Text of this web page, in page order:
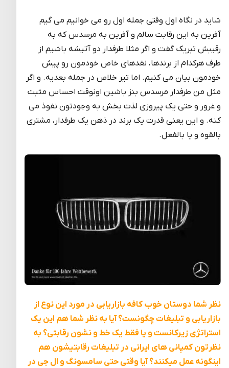
شاید در نگاه اول وقتی جمله اول رو می خوانیم می گیم
آفرین به این رقابت سالم و آفرین به مرسدس که به
رقیبش تبریک گفت و اگر مثلا طرفدار دو آتیشه باشیم از
طرف هرکدام از برندها، نقدهای خاص خودمون رو پیش
خودمون بیان می کنیم. اما تیر خلاص در جمله بعدیه. و اگر
مثل من طرفدار مرسدس بنز باشین اونوقت احساس مثبت
و غرور و حتی یک پیروزی لذت بخش به وجودتون نفوذ می
کنه. و این یعنی قدرت یک برند در ذهن یک طرفدار، مشتری
بالقوه و یا بالفعل.
نظر شما دوستان خوب کافه بازاریابی در مورد این نوع از
بازاریابی و تبلیغات چگونست؟ آیا به نظر شما هم این یک
استراتژی زیرکانست و یا فقط یک خط و نشون رقابتی؟ به
نظرتون کمپانی های ایرانی در تبلیغات رقابتیشون هم
اینگونه عمل میکنند؟ آیا وقتی حتی سامسونگ و ال جی در